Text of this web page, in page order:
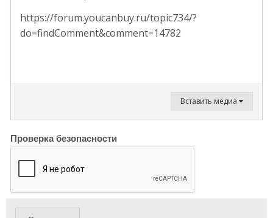
https://forum.youcanbuy.ru/topic734/?
do=findComment&comment=14782
Вставить медиа
Проверка безопасности